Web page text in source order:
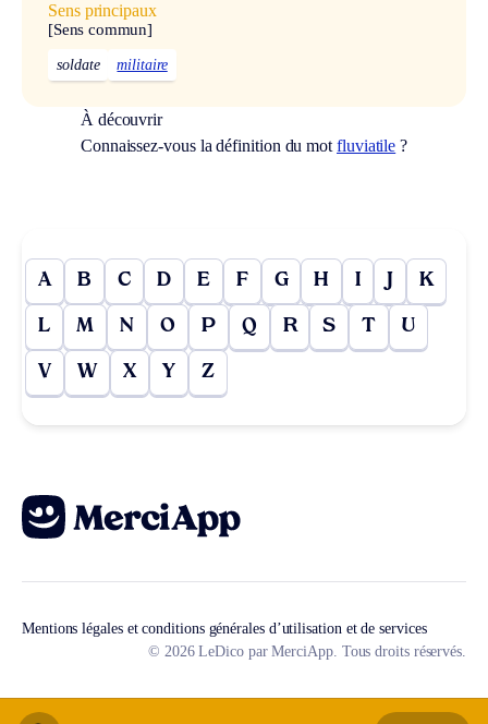
Sens principaux
[Sens commun]
soldate militaire
À découvrir
Connaissez-vous la définition du mot fluviatile ?
A B C D E F G H I J K
L M N O P Q R S T U
V W X Y Z
Mentions légales et conditions générales d’utilisation et de services
© 2026 LeDico par MerciApp. Tous droits réservés.